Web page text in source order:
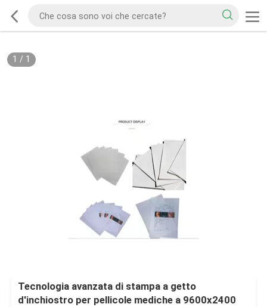
1 / 1
Tecnologia avanzata di stampa a getto
d'inchiostro per pellicole mediche a 9600x2400